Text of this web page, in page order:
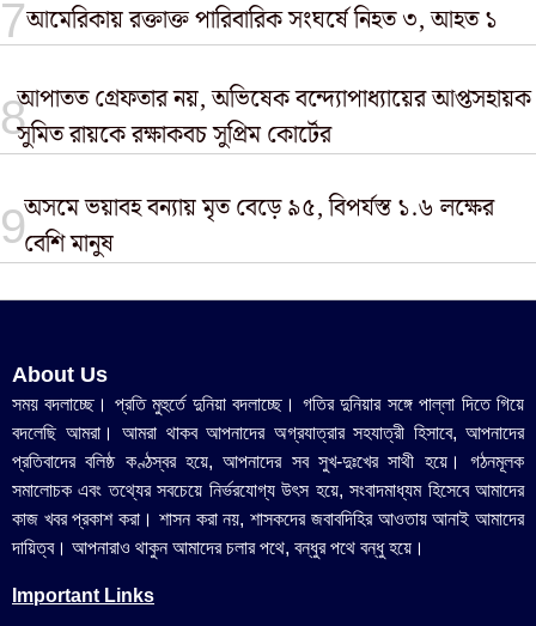
আমেরিকায় রক্তাক্ত পারিবারিক সংঘর্ষে নিহত ৩, আহত ১
আপাতত গ্রেফতার নয়, অভিষেক বন্দ্যোপাধ্যায়ের আপ্তসহায়ক
সুমিত রায়কে রক্ষাকবচ সুপ্রিম কোর্টের
অসমে ভয়াবহ বন্যায় মৃত বেড়ে ৯৫, বিপর্যস্ত ১.৬ লক্ষের
বেশি মানুষ
About Us
সময় বদলাচ্ছে। প্রতি মুহুর্তে দুনিয়া বদলাচ্ছে। গতির দুনিয়ার সঙ্গে পাল্লা দিতে গিয়ে
বদলেছি আমরা। আমরা থাকব আপনাদের অগ্রযাত্রার সহযাত্রী হিসাবে, আপনাদের
প্রতিবাদের বলিষ্ঠ কণ্ঠস্বর হয়ে, আপনাদের সব সুখ-দুঃখের সাথী হয়ে। গঠনমূলক
সমালোচক এবং তথ্যের সবচেয়ে নির্ভরযোগ্য উ‍ৎস হয়ে, সংবাদমাধ্যম হিসেবে আমাদের
কাজ খবর প্রকাশ করা। শাসন করা নয়, শাসকদের জবাবদিহির আওতায় আনাই আমাদের
দায়িত্ব। আপনারাও থাকুন আমাদের চলার পথে, বন্ধুর পথে বন্ধু হয়ে।
Important Links